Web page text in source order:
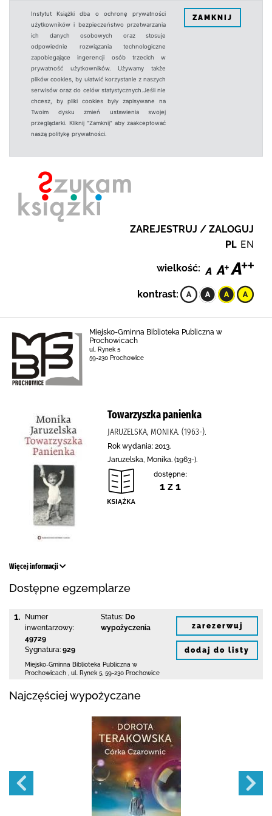
Instytut Książki dba o ochronę prywatności
użytkowników i bezpieczeństwo przetwarzania
ich danych osobowych oraz stosuje
odpowiednie rozwiązania technologiczne
zapobiegające ingerencji osób trzecich w
prywatność użytkowników. Używamy także
plików cookies, by ułatwić korzystanie z naszych
serwisów oraz do celów statystycznych.Jeśli nie
chcesz, by pliki cookies były zapisywane na
Twoim dysku zmień ustawienia swojej
przeglądarki. Kliknij "Zamknij" aby zaakceptować
naszą politykę prywatności.
ZAMKNIJ
ZAREJESTRUJ / ZALOGUJ
PL EN
wielkość:
kontrast:
Miejsko-Gminna Biblioteka Publiczna w
Prochowicach
ul. Rynek 5
59-230 Prochowice
Towarzyszka panienka
JARUZELSKA, MONIKA. (1963-).
Rok wydania: 2013.
Jaruzelska, Monika. (1963-).
dostępne:
1 z 1
Więcej informacji
Dostępne egzemplarze
1.
Numer
inwentarzowy:
49729
Sygnatura: 929
Status: Do
wypożyczenia
Miejsko-Gminna Biblioteka Publiczna w
Prochowicach
ul. Rynek 5 59-230 Prochowice
zarezerwuj
dodaj do listy
Najczęściej wypożyczane